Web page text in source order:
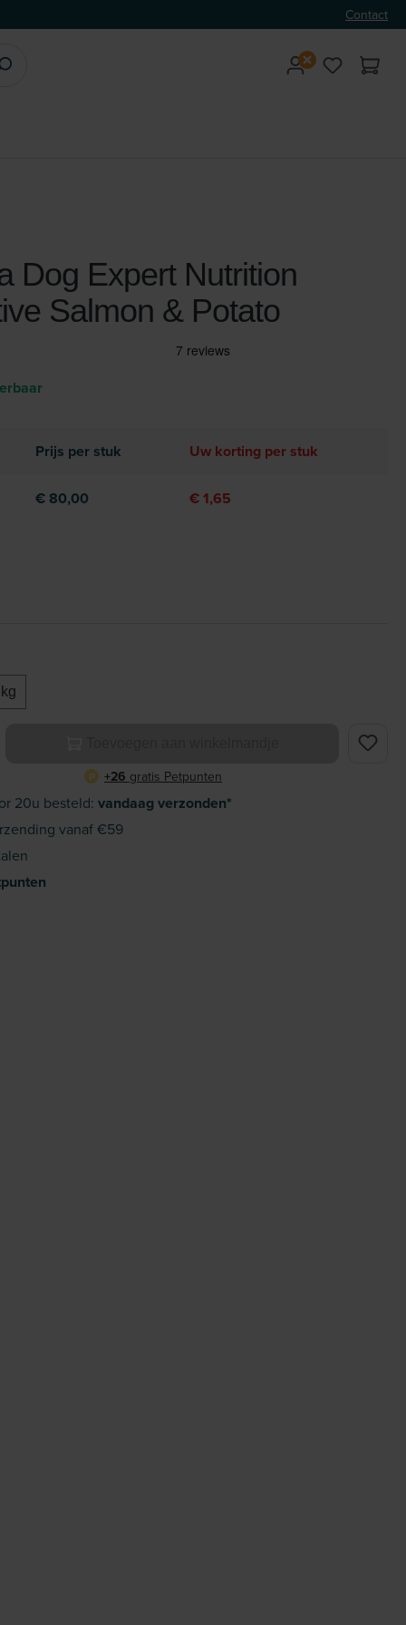
Contact
Dog Expert Nutrition
Salmon & Potato
Prijs per stuk Uw korting per stuk
€ 80,00 € 1,65
Voer de gewenste hoeveelheid in of gebruik de
P +26 gratis Petpunten
20u besteld: vandaag verzonden*
vanaf €59